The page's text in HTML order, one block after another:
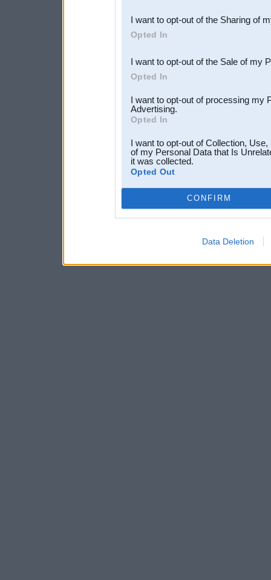
Downstream Participants
third parties.
I want to opt-out of the Sharing of
Opted In
I want to opt-out of the Sale of my
Opted In
I want to opt-out of processing my
Advertising.
Opted In
I want to opt-out of Collection,
of my Personal Data that Is
it was collected.
Opted Out
CONFIRM
Data Deletion